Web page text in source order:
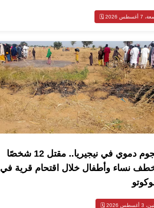
2026 🗓️
هجوم دموي في نيجيريا.. مقتل 12 شخصًا
نساء وأطفال خلال اقتحام قرية في
2026 🗓️